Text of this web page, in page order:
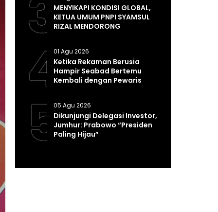
3MENYIKAPI KONDISI GLOBAL,
KETUA UMUM PNPI SYAMSUL
RIZAL MENDORONG
INTELIJEN NEGARA
401 Agu 2026
Ketika Rekaman Berusia
Hampir Seabad Bertemu
Kembali dengan Pewaris
505 Agu 2026
Dikunjungi Delegasi Investor,
Jumhur: Prabowo “Presiden
Paling Hijau”